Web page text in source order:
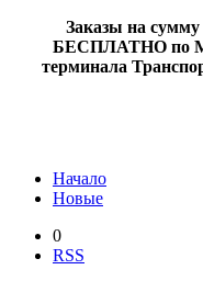
Заказы на сумму
БЕСПЛАТНО по
терминала
Начало
Новые
0
RSS